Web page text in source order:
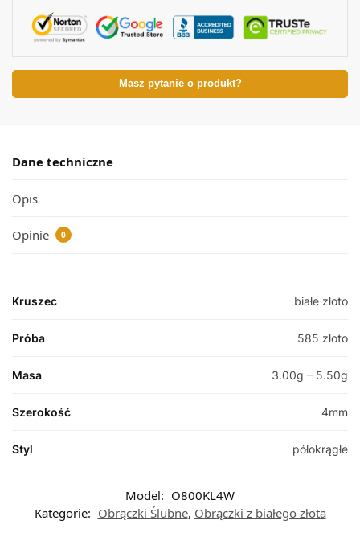
Masz pytanie o produkt?
Dane techniczne
Opis
Opinie 0
Kruszec białe złoto
Próba 585 złoto
Masa 3.00g – 5.50g
Szerokość 4mm
Styl półokrągłe
Model: O800KL4W
Kategorie: Obrączki Ślubne, Obrączki z białego złota